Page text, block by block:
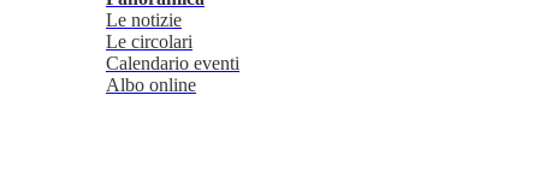
Le notizie
Le circolari
Calendario eventi
Albo online